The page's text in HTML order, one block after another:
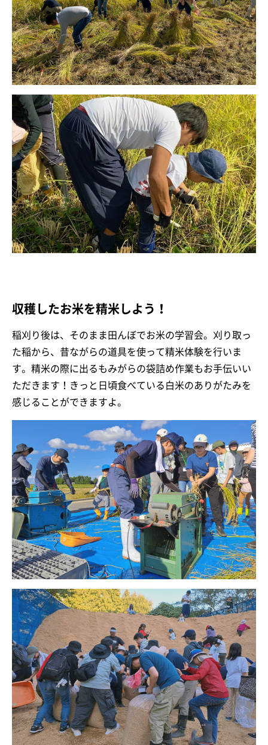
収穫したお米を精米しよう！
稲刈り後は、そのまま田んぼでお米の学習会。刈り取っ
た稲から、昔ながらの道具を使って精米体験を行いま
す。精米の際に出るもみがらの袋詰め作業もお手伝いい
ただきます！きっと日頃食べている白米のありがたみを
感じることができますよ。